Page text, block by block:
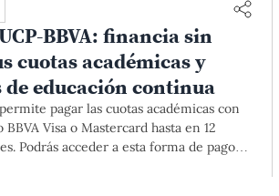
BBVA: financia sin
cuotas académicas y
educación continua
pagar las cuotas académicas con
Visa o Mastercard hasta en 12
Podrás acceder a esta forma de pago
del 2026 para pregrado y posgrado,